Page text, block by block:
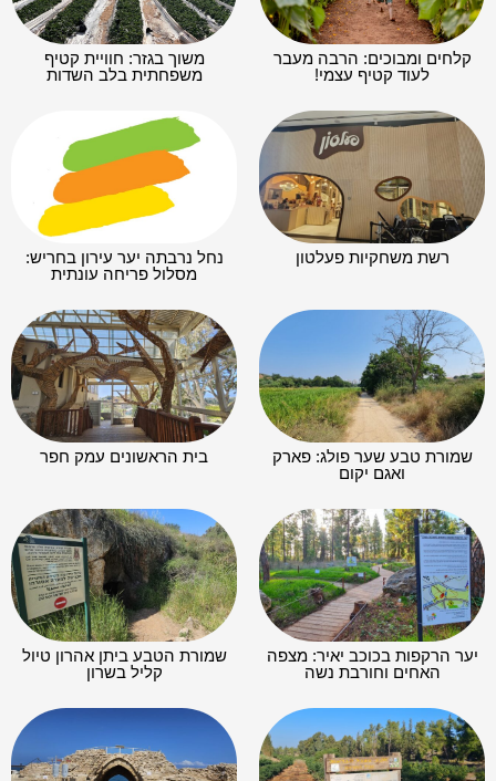
קלחים ומבוכים: הרבה מעבר
לעוד קטיף עצמי!
משוך בגזר: חוויית קטיף
משפחתית בלב השדות
רשת משחקיות פעלטון
נחל נרבתה יער עירון בחריש:
מסלול פריחה עונתית
שמורת טבע שער פולג: פארק
ואגם יקום
בית הראשונים עמק חפר
יער הרקפות בכוכב יאיר: מצפה
האחים וחורבת נשה
שמורת הטבע ביתן אהרון טיול
קליל בשרון